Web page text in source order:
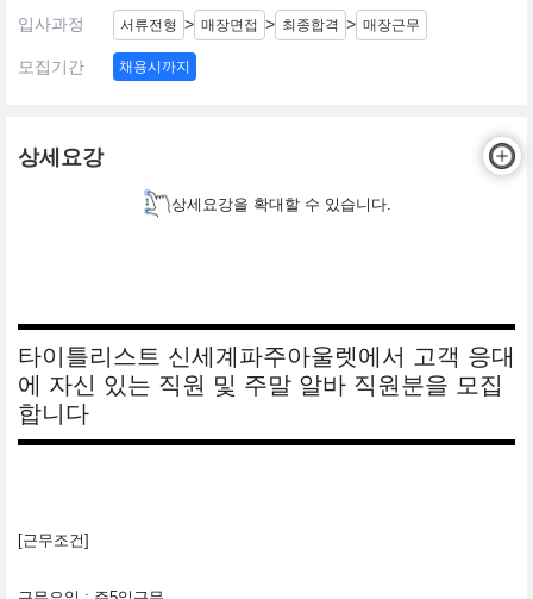
입사과정 서류전형 > 매장면접 > 최종합격 > 매장근무
모집기간 채용시까지
상세요강
상세요강을 확대할 수 있습니다.
타이틀리스트 신세계파주아울렛에서 고객 응대
에 자신 있는 직원 및 주말 알바 직원분을 모집
합니다
[근무조건]